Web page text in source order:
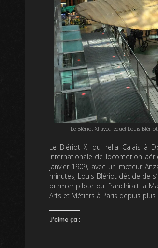
Le Blériot XI avec lequel Louis
Le Blériot XI qui relia Calais à
internationale de locomotion
janvier 1909, avec un moteur
minutes, Louis Blériot décide de
premier pilote qui franchirait la
Arts et Métiers à Paris depuis plus
J’aime ça :